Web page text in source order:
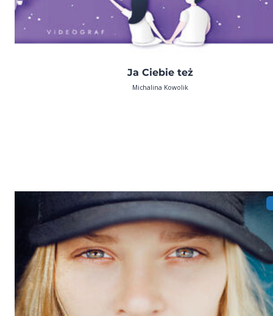
Ja Ciebie też
Michalina Kowolik